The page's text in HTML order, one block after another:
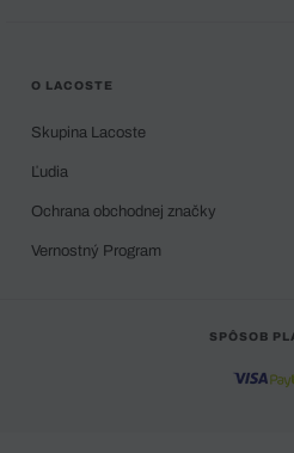
O LACOSTE
Skupina Lacoste
Ľudia
Ochrana obchodnej značky
Vernostný Program
SPÔSOB